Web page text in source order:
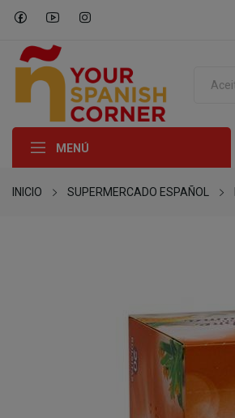
MENÚ
INICIO SUPERMERCADO ESPAÑOL